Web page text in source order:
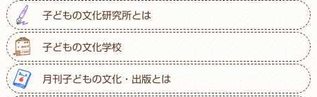
子どもの文化研究所とは
子どもの文化学校
月刊子どもの文化・出版とは